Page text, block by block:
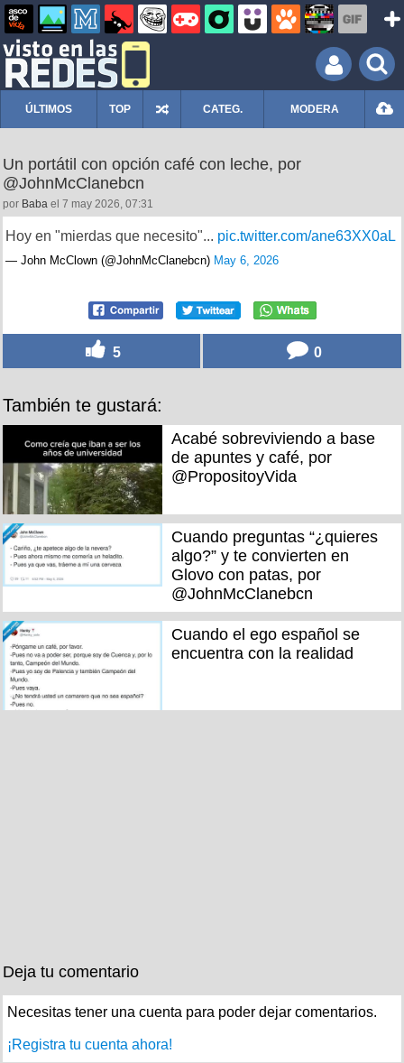
ÚLTIMOS TOP CATEG. MODERA
Un portátil con opción café con leche, por
@JohnMcClanebcn
por Baba el 7 may 2026, 07:31
Hoy en "mierdas que necesito"... pic.twitter.com/ane63XX0aL
— John McClown (@JohnMcClanebcn) May 6, 2026
5 0
También te gustará:
Acabé sobreviviendo a base
de apuntes y café, por
@PropositoyVida
Cuando preguntas “¿quieres
algo?” y te convierten en
Glovo con patas, por
@JohnMcClanebcn
Cuando el ego español se
encuentra con la realidad
Deja tu comentario
Necesitas tener una cuenta para poder dejar comentarios.
¡Registra tu cuenta ahora!